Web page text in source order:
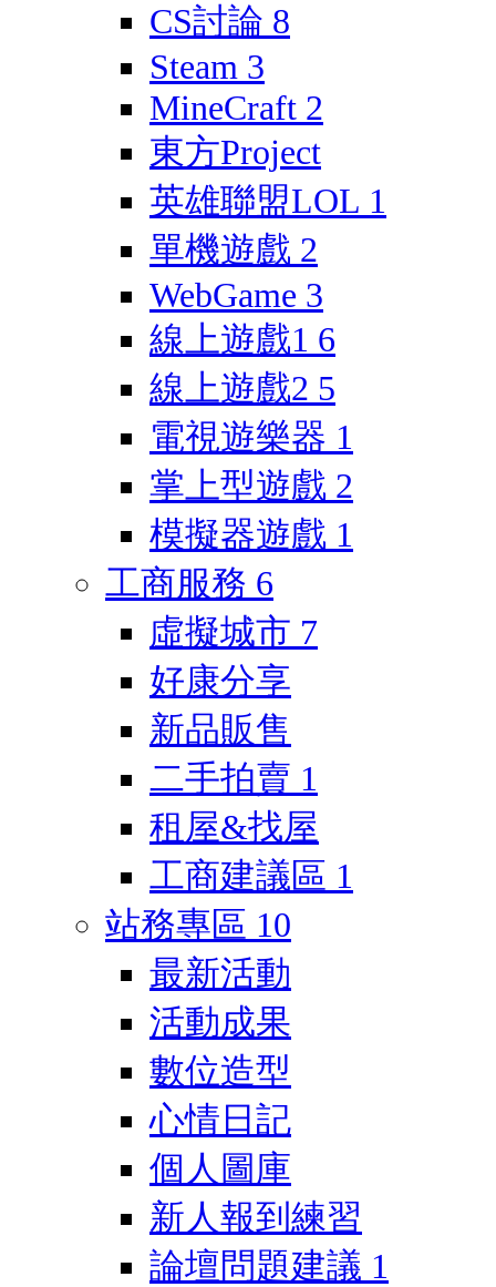
CS討論 8
Steam 3
MineCraft 2
東方Project
英雄聯盟LOL 1
單機遊戲 2
WebGame 3
線上遊戲1 6
線上遊戲2 5
電視遊樂器 1
掌上型遊戲 2
模擬器遊戲 1
工商服務 6
虛擬城市 7
好康分享
新品販售
二手拍賣 1
租屋&找屋
工商建議區 1
站務專區 10
最新活動
活動成果
數位造型
心情日記
個人圖庫
新人報到練習
論壇問題建議 1